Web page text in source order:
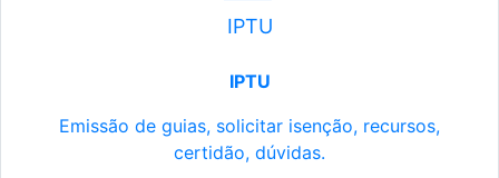
IPTU
IPTU
Emissão de guias, solicitar isenção, recursos,
certidão, dúvidas.